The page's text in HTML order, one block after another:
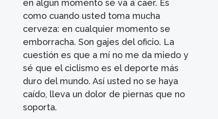
en algún momento se va a caer. Es
como cuando usted toma mucha
cerveza: en cualquier momento se
emborracha. Son gajes del oficio. La
cuestión es que a mí no me da miedo y
sé que el ciclismo es el deporte más
duro del mundo. Así usted no se haya
caído, lleva un dolor de piernas que no
soporta.